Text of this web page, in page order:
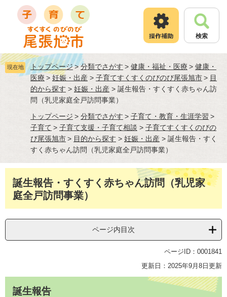
頭
飛
検索
現在地 トップページ>分類でさがす > 健康・福祉・医療 > 健康・
医療 > 妊娠・出産 > 子育てすくすくのびのび尾張旭市> 目
的から探す > 妊娠・出産 > 誕生報告・すくすく赤ちゃん訪
問（乳児家庭全戸訪問事業）
トップページ > 分類でさがす > 子育て・教育・生涯学習 >
子育て > 子育て支援・子育て相談 > 子育てすくすくのびの
び尾張旭市> 目的から探す > 妊娠・出産 > 誕生報告・すく
すく赤ちゃん訪問（乳児家庭全戸訪問事業）
誕生報告・すくすく赤ちゃん訪問（乳児家
庭全戸訪問事業）
ページ内目次
ページID：0001841
更新日：2025年9月8日更新
誕生報告